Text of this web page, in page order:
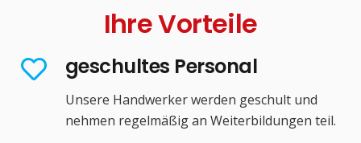
Ihre Vorteile
geschultes Personal
Unsere Handwerker werden geschult und
nehmen regelmäßig an Weiterbildungen teil.